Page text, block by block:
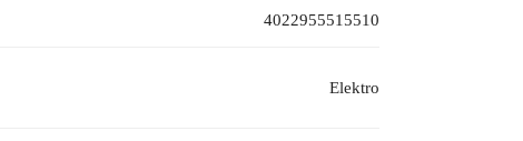
4022955515510
Elektro